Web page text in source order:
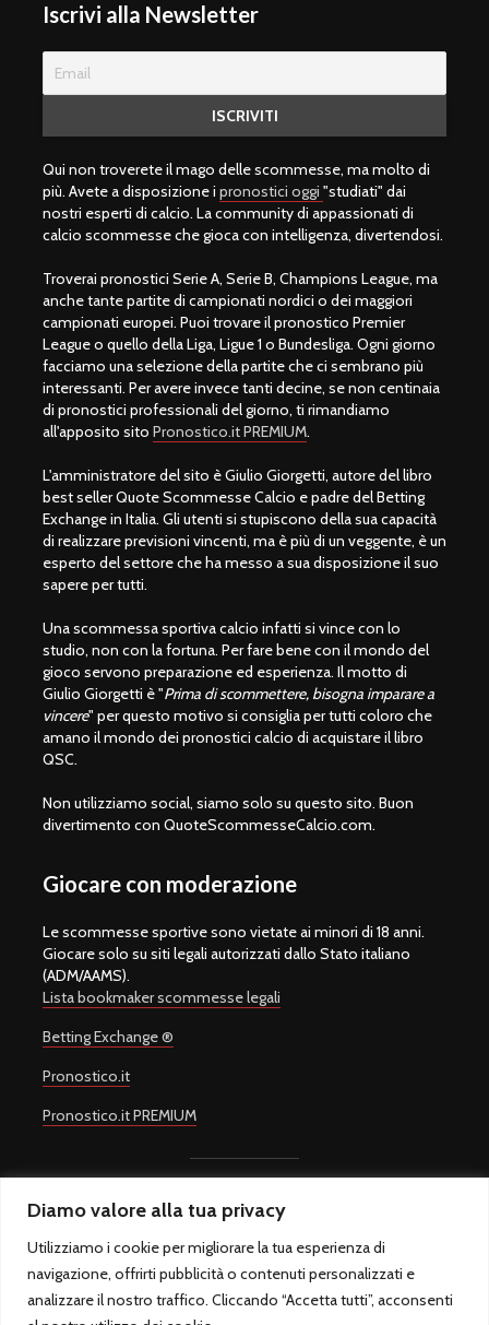
Diamo valore alla tua privacy
Utilizziamo i cookie per migliorare la tua esperienza di
navigazione, offrirti pubblicità o contenuti personalizzati e
analizzare il nostro traffico. Cliccando “Accetta tutti”, acconsenti
Iscrivi alla Newsletter
Qui non troverete il mago delle scommesse, ma molto di
più. Avete a disposizione i pronostici oggi "studiati" dai
nostri esperti di calcio. La community di appassionati di
calcio scommesse che gioca con intelligenza, divertendosi.
Troverai pronostici Serie A, Serie B, Champions League, ma
anche tante partite di campionati nordici o dei maggiori
campionati europei. Puoi trovare il pronostico Premier
League o quello della Liga, Ligue 1 o Bundesliga. Ogni giorno
facciamo una selezione della partite che ci sembrano più
interessanti. Per avere invece tanti decine, se non centinaia
di pronostici professionali del giorno, ti rimandiamo
all'apposito sito Pronostico.it PREMIUM.
L'amministratore del sito è Giulio Giorgetti, autore del libro
best seller Quote Scommesse Calcio e padre del Betting
Exchange in Italia. Gli utenti si stupiscono della sua capacità
di realizzare previsioni vincenti, ma è più di un veggente, è un
esperto del settore che ha messo a sua disposizione il suo
sapere per tutti.
Una scommessa sportiva calcio infatti si vince con lo
studio, non con la fortuna. Per fare bene con il mondo del
gioco servono preparazione ed esperienza. Il motto di
Giulio Giorgetti è "Prima di scommettere, bisogna imparare a
vincere" per questo motivo si consiglia per tutti coloro che
amano il mondo dei pronostici calcio di acquistare il libro
QSC.
Non utilizziamo social, siamo solo su questo sito. Buon
divertimento con QuoteScommesseCalcio.com.
Giocare con moderazione
Le scommesse sportive sono vietate ai minori di 18 anni.
Giocare solo su siti legali autorizzati dallo Stato italiano
(ADM/AAMS).
Lista bookmaker scommesse legali
Betting Exchange ®
Pronostico.it
Pronostico.it PREMIUM
Copyright © 2008-2026.Quote Scommesse Calcio
marchio registrato.
Quote Scommesse Calcio fornisce pronostici sulle principali
competizioni sportive. Il gioco in Italia è regolamentato dall'Agenzia
Dogane e Monopoli ed è riservato ai maggiori di 18 anni.